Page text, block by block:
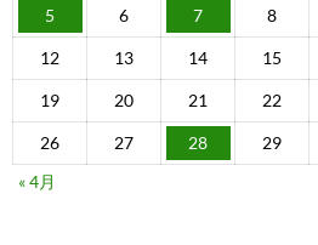
5 6 7 8
12 13 14 15
19 20 21 22
26 27 28 29
« 4月